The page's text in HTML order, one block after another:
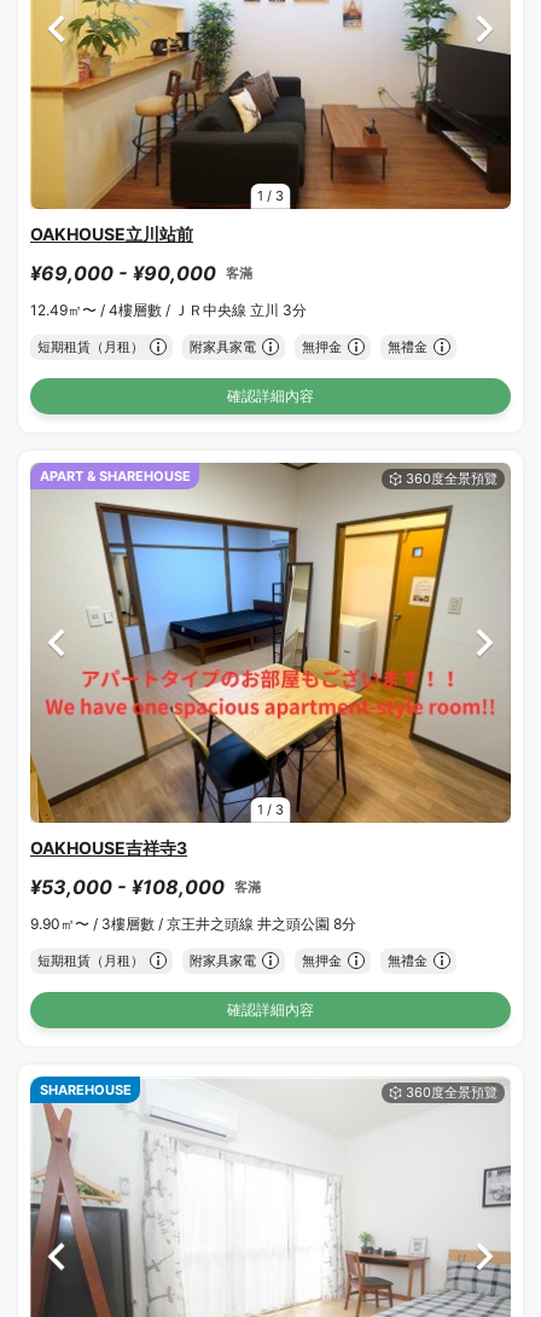
1 / 3
OAKHOUSE立川站前
¥69,000 - ¥90,000 客滿
12.49㎡〜 / 4樓層數 / ＪＲ中央線 立川 3分
短期租賃（月租） 附家具家電 無押金 無禮金
確認詳細內容
1 / 3
APART & SHAREHOUSE
OAKHOUSE吉祥寺3
¥53,000 - ¥108,000 客滿
9.90㎡〜 / 3樓層數 / 京王井之頭線 井之頭公園 8分
短期租賃（月租） 附家具家電 無押金 無禮金
確認詳細內容
SHAREHOUSE